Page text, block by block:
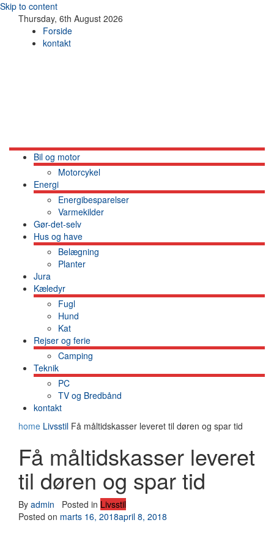
Skip to content
Thursday, 6th August 2026
Forside
kontakt
Bil og motor
Motorcykel
Energi
Energibesparelser
Varmekilder
Gør-det-selv
Hus og have
Belægning
Planter
Jura
Kæledyr
Fugl
Hund
Kat
Rejser og ferie
Camping
Teknik
PC
TV og Bredbånd
kontakt
home Livsstil Få måltidskasser leveret til døren og spar tid
Få måltidskasser leveret
til døren og spar tid
By admin Posted in Livsstil
Posted on marts 16, 2018april 8, 2018